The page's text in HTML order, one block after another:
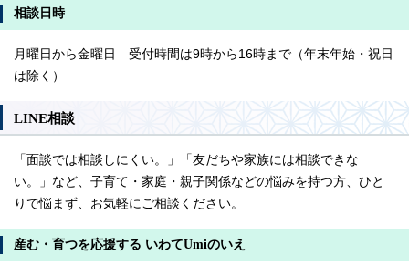
相談日時
月曜日から金曜日 受付時間は9時から16時まで（年末年始・祝日
は除く）
LINE相談
「面談では相談しにくい。」「友だちや家族には相談できな
い。」など、子育て・家庭・親子関係などの悩みを持つ方、ひと
りで悩まず、お気軽にご相談ください。
産む・育つを応援する いわてUmiのいえ